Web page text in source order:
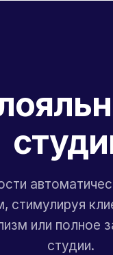
стимулируя
или полное
студии.